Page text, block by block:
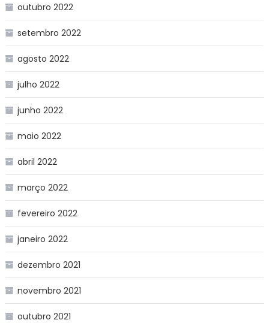
outubro 2022
setembro 2022
agosto 2022
julho 2022
junho 2022
maio 2022
abril 2022
março 2022
fevereiro 2022
janeiro 2022
dezembro 2021
novembro 2021
outubro 2021